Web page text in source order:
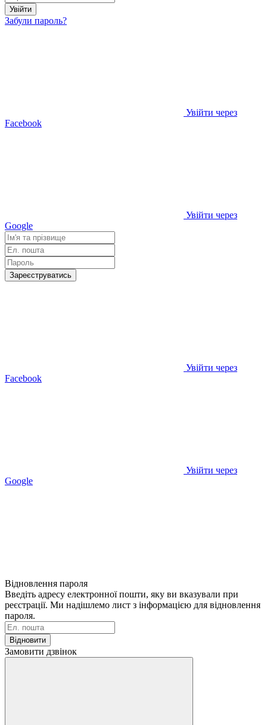
Увійти
Забули пароль?
Увійти через
Facebook
Увійти через
Google
Зареєструватись
Увійти через
Facebook
Увійти через
Google
Відновлення пароля
Введіть адресу електронної пошти, яку ви вказували при
реєстрації. Ми надішлемо лист з інформацією для відновлення
пароля.
Відновити
Замовити дзвінок